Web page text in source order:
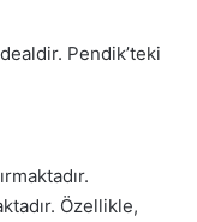
Pendik’teki
Özellikle,